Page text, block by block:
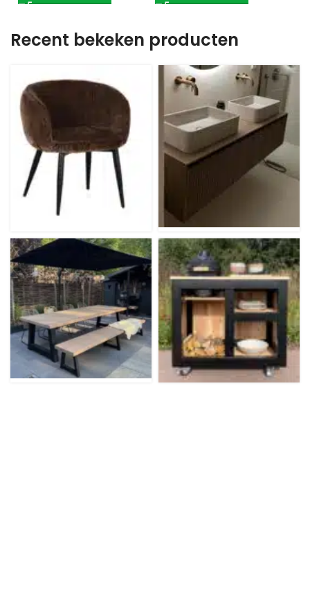
Recent bekeken producten